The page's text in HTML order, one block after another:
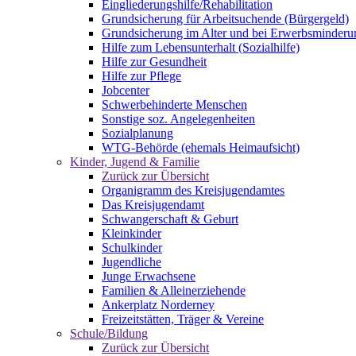
Eingliederungshilfe/Rehabilitation
Grundsicherung für Arbeitsuchende (Bürgergeld)
Grundsicherung im Alter und bei
Hilfe zum Lebensunterhalt (Sozialhilfe)
Hilfe zur Gesundheit
Hilfe zur Pflege
Jobcenter
Schwerbehinderte Menschen
Sonstige soz. Angelegenheiten
Sozialplanung
WTG-Behörde (ehemals Heimaufsicht)
Kinder, Jugend & Familie
Zurück zur Übersicht
Organigramm des Kreisjugendamtes
Das Kreisjugendamt
Schwangerschaft & Geburt
Kleinkinder
Schulkinder
Jugendliche
Junge Erwachsene
Familien & Alleinerziehende
Ankerplatz Norderney
Freizeitstätten, Träger & Vereine
Schule/Bildung
Zurück zur Übersicht